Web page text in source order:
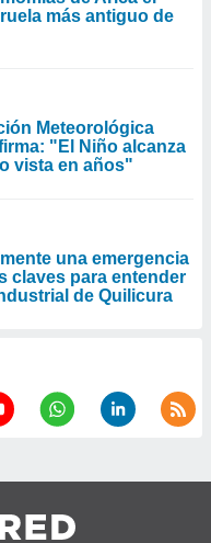
más antiguo de
Meteorológica
"El Niño alcanza
vista en años"
una emergencia
claves para entender
de Quilicura